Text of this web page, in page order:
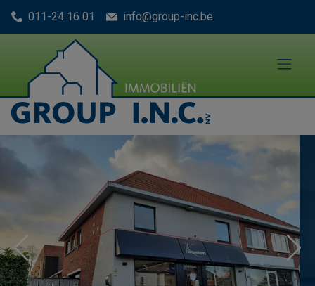
Menu overslaan en naar de inhoud gaan
011-24 16 01 info@group-inc.be
Previous